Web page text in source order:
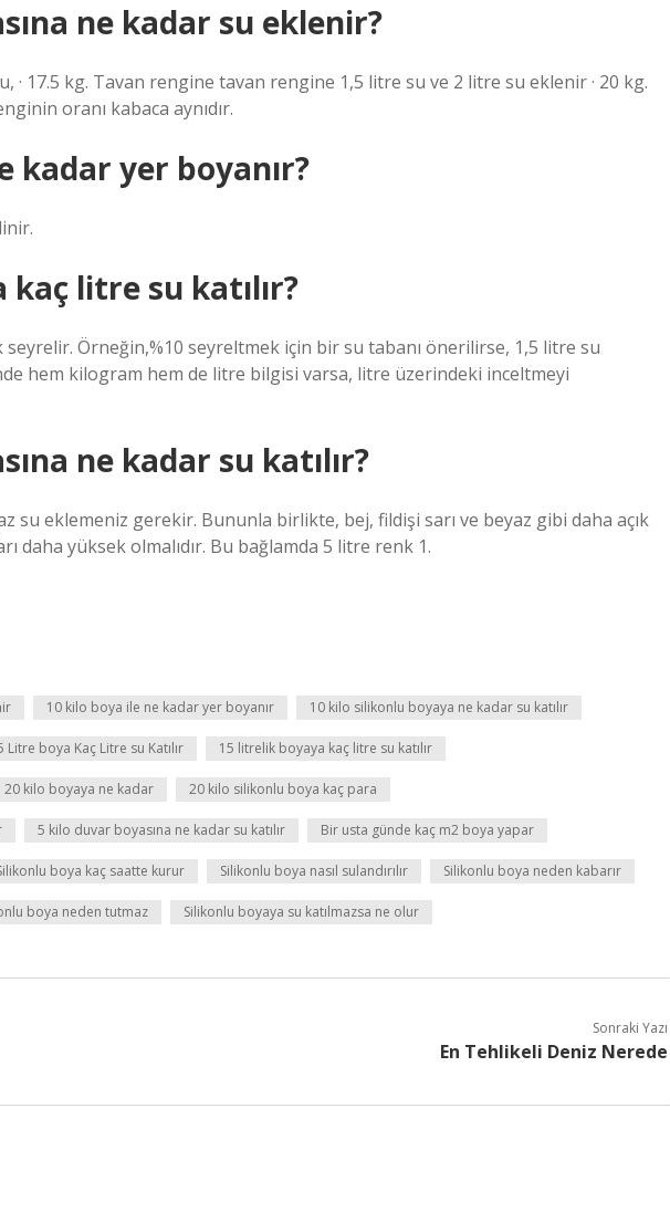
ne kadar su eklenir?
· 17.5 kg. Tavan rengine tavan rengine 1,5 litre su ve 2 litre su eklenir · 20 kg.
oranı kabaca aynıdır.
kadar yer boyanır?
litre su katılır?
Örneğin,%10 seyreltmek için bir su tabanı önerilirse, 1,5 litre su
hem kilogram hem de litre bilgisi varsa, litre üzerindeki inceltmeyi
ne kadar su katılır?
su eklemeniz gerekir. Bununla birlikte, bej, fildişi sarı ve beyaz gibi daha açık
daha yüksek olmalıdır. Bu bağlamda 5 litre renk 1.
10 kilo boya ile ne kadar yer boyanır 10 kilo silikonlu boyaya ne kadar su katılır
Litre boya Kaç Litre su Katılır 15 litrelik boyaya kaç litre su katılır
20 kilo boyaya ne kadar 20 kilo silikonlu boya kaç para
5 kilo duvar boyasına ne kadar su katılır Bir usta günde kaç m2 boya yapar
boya kaç saatte kurur Silikonlu boya nasıl sulandırılır Silikonlu boya neden kabarır
boya neden tutmaz Silikonlu boyaya su katılmazsa ne olur
Sonraki Yazı
En Tehlikeli Deniz Nerede